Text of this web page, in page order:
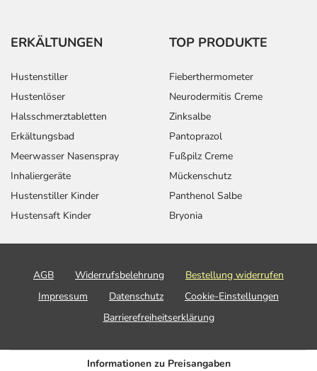
ERKÄLTUNGEN
Hustenstiller
Hustenlöser
Halsschmerztabletten
Erkältungsbad
Meerwasser Nasenspray
Inhaliergeräte
Hustenstiller Kinder
Hustensaft Kinder
TOP PRODUKTE
Fieberthermometer
Neurodermitis Creme
Zinksalbe
Pantoprazol
Fußpilz Creme
Mückenschutz
Panthenol Salbe
Bryonia
AGB Widerrufsbelehrung
Bestellung widerrufen
Impressum
Datenschutz
Cookie-Einstellungen
Barrierefreiheitserklärung
Informationen zu Preisangaben